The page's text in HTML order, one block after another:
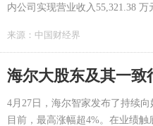
内公司实现营业收入55,321.38
来源： 中国财经界
海尔大股东及其一致
4月27日，海尔智家发布了持续
目前，最高涨幅超4%。在业绩